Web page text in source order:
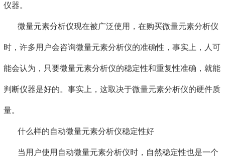
仪器。
微量元素分析仪现在被广泛使用，在购买微量元素分析仪
时，许多用户会咨询微量元素分析仪的准确性，事实上，人可
能会认为，只要微量元素分析仪的稳定性和重复性准确，就能
判断仪器是好的。事实上，这取决于微量元素分析仪的硬件质
量。
什么样的自动微量元素分析仪稳定性好
当用户使用自动微量元素分析仪时，自然稳定性也是一个